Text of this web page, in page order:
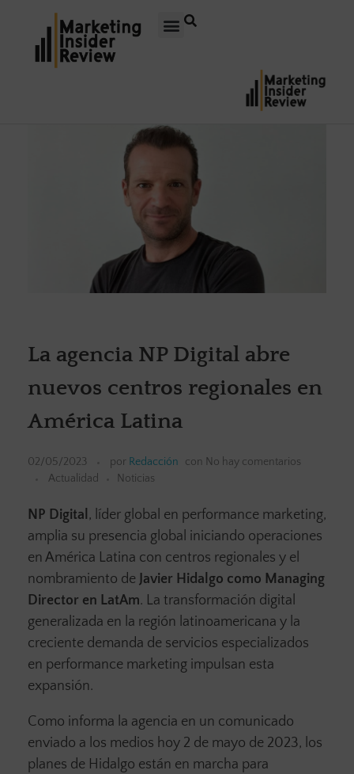
La agencia NP Digital abre
nuevos centros regionales en
América Latina
02/05/2023 por Redacción con No hay comentarios
Actualidad
Noticias
NP Digital, líder global en performance marketing,
amplia su presencia global iniciando operaciones
en América Latina con centros regionales y el
nombramiento de Javier Hidalgo como Managing
Director en LatAm. La transformación digital
generalizada en la región latinoamericana y la
creciente demanda de servicios especializados
en performance marketing impulsan esta
expansión.
Como informa la agencia en un comunicado
enviado a los medios hoy 2 de mayo de 2023, los
planes de Hidalgo están en marcha para